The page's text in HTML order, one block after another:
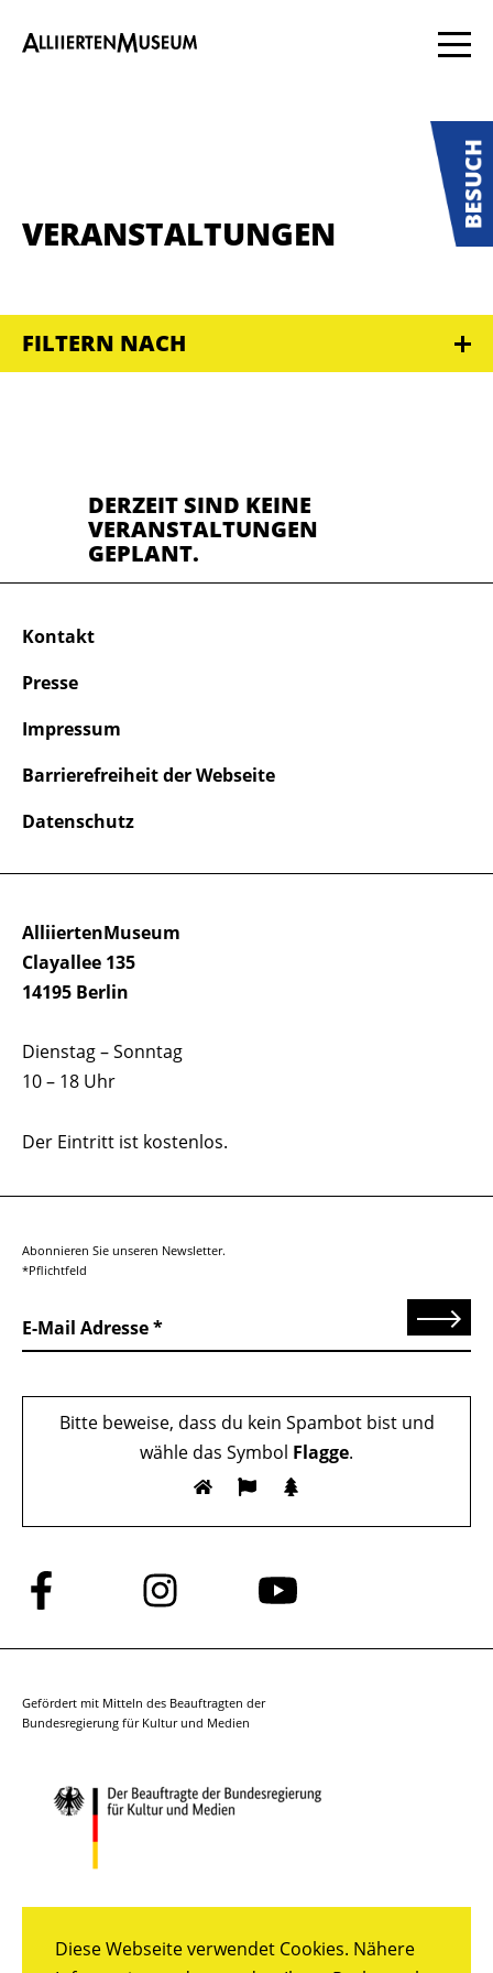
Diese Webseite verwendet Cookies. Nähere
VERANSTALTUNGEN
FILTERN NACH
DERZEIT SIND KEINE
VERANSTALTUNGEN
GEPLANT.
AlliiertenMuseum
Clayallee 135
14195 Berlin
Dienstag – Sonntag
10 – 18 Uhr
Der Eintritt ist kostenlos.
Kontakt
Presse
Impressum
Barrierefreiheit der Webseite
Datenschutz
Abonnieren Sie unseren Newsletter.
*Pflichtfeld
E-Mail Adresse Senden
Bitte beweise, dass du kein Spambot bist und
wähle das Symbol Flagge.
Folge
uns
auf
Folge
uns
auf
Folge
auf
Gefördert mit Mitteln des Beauftragten der
Bundesregierung für Kultur und Medien